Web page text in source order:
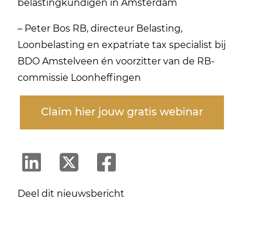
belastingkundigen in Amsterdam
– Peter Bos RB, directeur Belasting,
Loonbelasting en expatriate tax specialist bij
BDO Amstelveen én voorzitter van de RB-
commissie Loonheffingen
Claim hier jouw gratis webinar
Deel dit nieuwsbericht